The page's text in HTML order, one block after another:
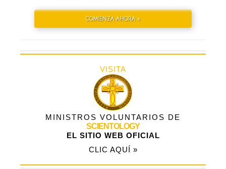
COMIENZA AHORA »
VISITA
MINISTROS VOLUNTARIOS DE
SCIENTOLOGY
EL SITIO WEB OFICIAL
CLIC AQUÍ »